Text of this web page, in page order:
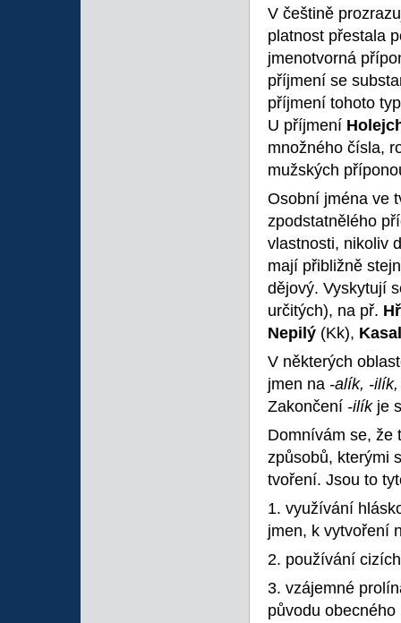
V češtině
platnost přestala
jmenotvorná
příjmení se
příjmení tohoto
U příjmení
množného čísla,
mužských
Osobní jména ve
zpodstatnělého
vlastnosti, nikoliv
mají přibližně
dějový. Vyskytují
určitých), na př.
Nepilý (Kk),
V některých
jmen na -alík, -
Zakončení -ilík je
Domnívám se, že
způsobů, kterými
tvoření. Jsou to
1. využívání
jmen, k vytvoření
2. používání
3. vzájemné
původu obecného